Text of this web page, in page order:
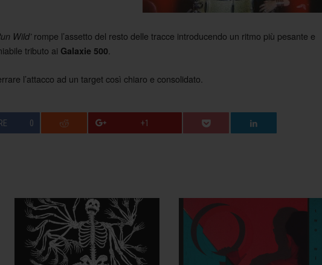
Wild’ rompe l’assetto del resto delle tracce introducendo un ritmo più pesante e
tributo ai Galaxie 500
l’attacco ad un target così chiaro e consolidato.
0 +1